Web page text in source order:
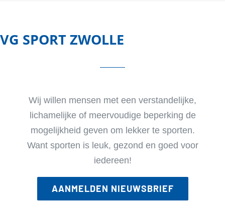
VG SPORT ZWOLLE
Wij willen mensen met een verstandelijke,
lichamelijke of meervoudige beperking de
mogelijkheid geven om lekker te sporten.
Want sporten is leuk, gezond en goed voor
iedereen!
AANMELDEN NIEUWSBRIEF